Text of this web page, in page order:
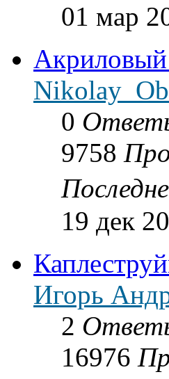
01 мар
Акриловый
0
9758
19 дек
Игорь
2
16976